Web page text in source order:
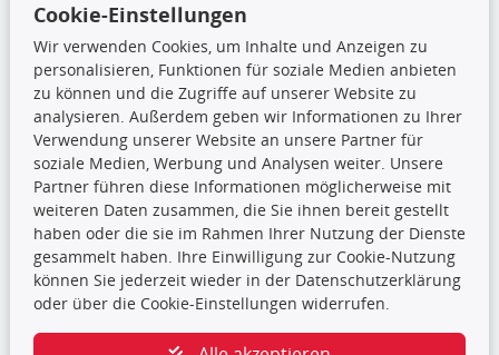
Die hier angezeigten Daten,
insbesondere die gesamte Datenbank,
dürfen nicht kopiert werden. Es ist zu
unterlassen, die Daten oder die gesamte Datenbank ohne
vorherige Zustimmung TecDocs zu vervielfältigen, zu
verbreiten und/oder diese Handlungen durch Dritte ausführen
zu lassen. Ein Zuwiderhandeln stellt eine
Cookie-Einstellungen
Wir verwenden Cookies, um Inhalte und Anzeigen zu
personalisieren, Funktionen für soziale Medien anbieten
zu können und die Zugriffe auf unserer Website zu
analysieren. Außerdem geben wir Informationen zu Ihrer
Verwendung unserer Website an unsere Partner für
soziale Medien, Werbung und Analysen weiter. Unsere
Partner führen diese Informationen möglicherweise mit
weiteren Daten zusammen, die Sie ihnen bereit gestellt
haben oder die sie im Rahmen Ihrer Nutzung der Dienste
gesammelt haben. Ihre Einwilligung zur Cookie-Nutzung
können Sie jederzeit wieder in der Datenschutzerklärung
oder über die Cookie-Einstellungen widerrufen.